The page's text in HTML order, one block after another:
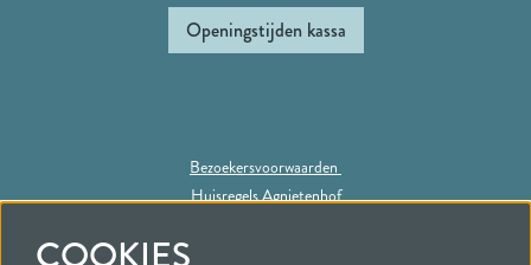
Openingstijden kassa
Bezoekersvoorwaarden
Huisregels Agnietenhof